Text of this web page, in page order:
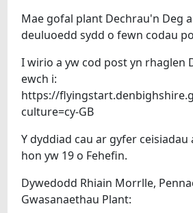
Mae gofal plant Dechrau'n Deg
deuluoedd sydd o fewn codau
I wirio a yw cod post yn rhaglen
ewch i:
https://
culture=cy-GB
Y dyddiad cau ar gyfer
hon yw 19 o Fehefin.
Dywedodd Rhiain Morrlle,
Gwasanaethau Plant: